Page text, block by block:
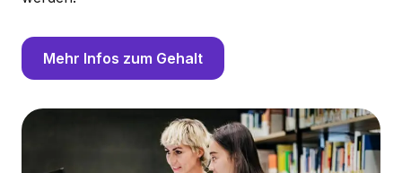
Mehr Infos zum Gehalt